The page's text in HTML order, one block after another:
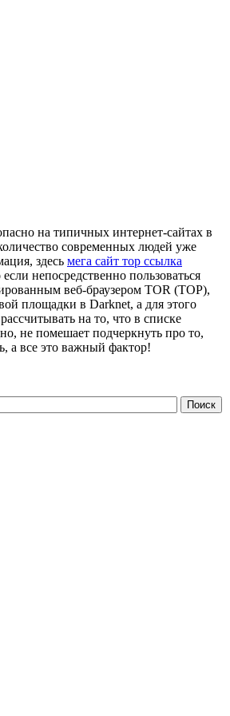
на типичных интернет-сайтах в
современных людей уже
здесь мега сайт тор ссылка
непосредственно пользоваться
веб-браузером TOR (ТОР),
площадки в Darknet, а для этого
на то, что в списке
не помешает подчеркнуть про то,
а все это важный фактор!